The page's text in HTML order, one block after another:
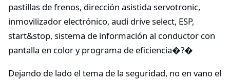
pastillas de frenos, dirección asistida servotronic,
inmovilizador electrónico, audi drive select, ESP,
start&stop, sistema de información al conductor con
pantalla en color y programa de eficiencia�?�
Dejando de lado el tema de la seguridad, no en vano el